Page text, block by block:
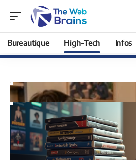
Bureautique High-Tech Infos